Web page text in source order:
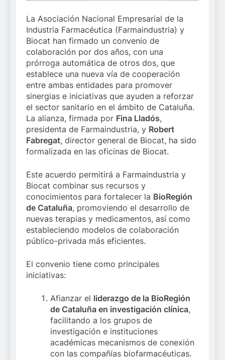
La Asociación Nacional Empresarial de la
Industria Farmacéutica (Farmaindustria) y
Biocat han firmado un convenio de
colaboración por dos años, con una
prórroga automática de otros dos, que
establece una nueva vía de cooperación
entre ambas entidades para promover
sinergias e iniciativas que ayuden a reforzar
el sector sanitario en el ámbito de Cataluña.
La alianza, firmada por Fina Lladós,
presidenta de Farmaindustria, y Robert
Fabregat, director general de Biocat, ha sido
formalizada en las oficinas de Biocat.
Este acuerdo permitirá a Farmaindustria y
Biocat combinar sus recursos y
conocimientos para fortalecer la BioRegión
de Cataluña, promoviendo el desarrollo de
nuevas terapias y medicamentos, así como
estableciendo modelos de colaboración
público-privada más eficientes.
El convenio tiene como principales
iniciativas:
Afianzar el liderazgo de la BioRegión
de Cataluña en investigación clínica,
facilitando a los grupos de
investigación e instituciones
académicas mecanismos de conexión
con las compañías biofarmacéuticas.